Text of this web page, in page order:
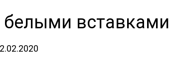
вставками